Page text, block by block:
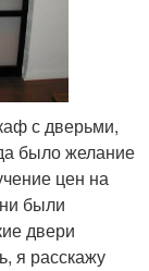
с дверьми,
было желание
цен на
были
двери
я расскажу